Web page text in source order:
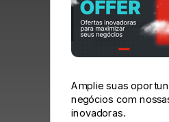
Amplie suas
negócios com
inovadoras.